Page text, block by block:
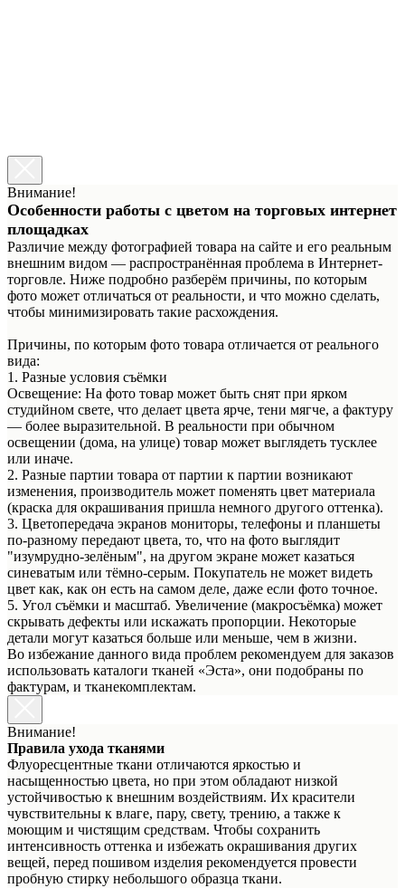
Внимание!
Особенности работы с цветом на торговых интернет
площадках
Различие между фотографией товара на сайте и его реальным
внешним видом — распространённая проблема в Интернет-
торговле. Ниже подробно разберём причины, по которым
фото может отличаться от реальности, и что можно сделать,
чтобы минимизировать такие расхождения.
Причины, по которым фото товара отличается от реального
вида:
1. Разные условия съёмки
Освещение: На фото товар может быть снят при ярком
студийном свете, что делает цвета ярче, тени мягче, а фактуру
— более выразительной. В реальности при обычном
освещении (дома, на улице) товар может выглядеть тусклее
или иначе.
2. Разные партии товара от партии к партии возникают
изменения, производитель может поменять цвет материала
(краска для окрашивания пришла немного другого оттенка).
3. Цветопередача экранов мониторы, телефоны и планшеты
по-разному передают цвета, то, что на фото выглядит
"изумрудно-зелёным", на другом экране может казаться
синеватым или тёмно-серым. Покупатель не может видеть
цвет как, как он есть на самом деле, даже если фото точное.
5. Угол съёмки и масштаб. Увеличение (макросъёмка) может
скрывать дефекты или искажать пропорции. Некоторые
детали могут казаться больше или меньше, чем в жизни.
Во избежание данного вида проблем рекомендуем для заказов
использовать каталоги тканей «Эста», они подобраны по
фактурам, и тканекомплектам.
Внимание!
Правила ухода тканями
Флуоресцентные ткани отличаются яркостью и
насыщенностью цвета, но при этом обладают низкой
устойчивостью к внешним воздействиям. Их красители
чувствительны к влаге, пару, свету, трению, а также к
моющим и чистящим средствам. Чтобы сохранить
интенсивность оттенка и избежать окрашивания других
вещей, перед пошивом изделия рекомендуется провести
пробную стирку небольшого образца ткани.